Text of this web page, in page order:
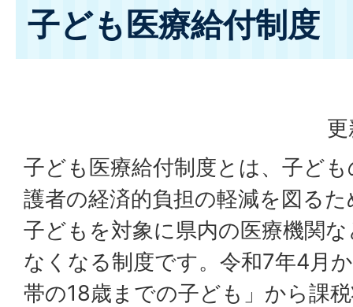
子ども医療給付制度
子ども医療給付制度とは、子ど
護者の経済的負担の軽減を図る
子どもを対象に県内の医療機関
なくなる制度です。令和7年4月
帯の18歳までの子ども」から課